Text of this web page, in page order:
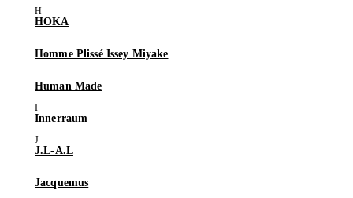
HOKA
Homme Plissé Issey Miyake
Human Made
Innerraum
J.L-A.L
Jacquemus